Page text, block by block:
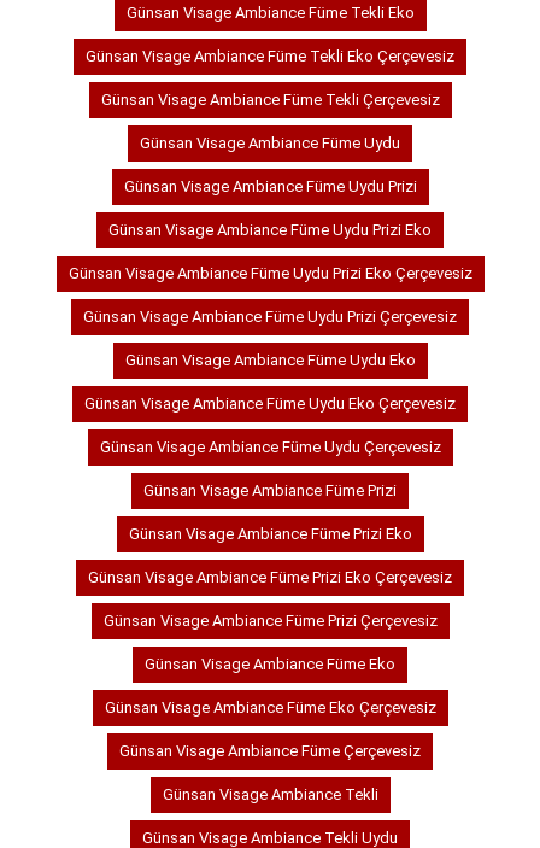
Günsan Visage Ambiance Füme Tekli Eko
Günsan Visage Ambiance Füme Tekli Eko Çerçevesiz
Günsan Visage Ambiance Füme Tekli Çerçevesiz
Günsan Visage Ambiance Füme Uydu
Günsan Visage Ambiance Füme Uydu Prizi
Günsan Visage Ambiance Füme Uydu Prizi Eko
Günsan Visage Ambiance Füme Uydu Prizi Eko Çerçevesiz
Günsan Visage Ambiance Füme Uydu Prizi Çerçevesiz
Günsan Visage Ambiance Füme Uydu Eko
Günsan Visage Ambiance Füme Uydu Eko Çerçevesiz
Günsan Visage Ambiance Füme Uydu Çerçevesiz
Günsan Visage Ambiance Füme Prizi
Günsan Visage Ambiance Füme Prizi Eko
Günsan Visage Ambiance Füme Prizi Eko Çerçevesiz
Günsan Visage Ambiance Füme Prizi Çerçevesiz
Günsan Visage Ambiance Füme Eko
Günsan Visage Ambiance Füme Eko Çerçevesiz
Günsan Visage Ambiance Füme Çerçevesiz
Günsan Visage Ambiance Tekli
Günsan Visage Ambiance Tekli Uydu